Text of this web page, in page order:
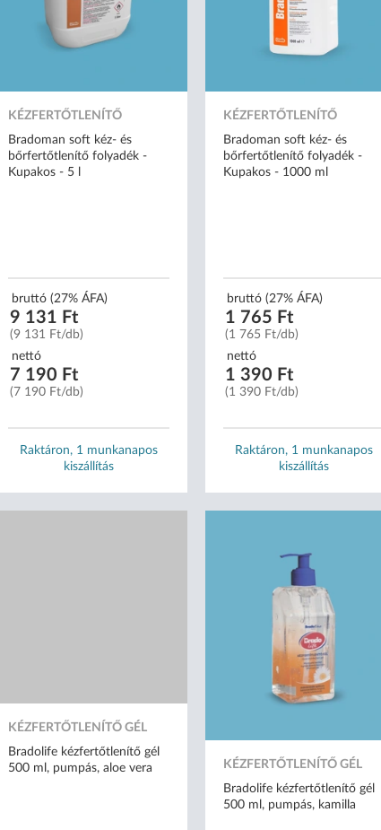
KÉZFERTŐTLENÍTŐ
Bradoman soft kéz- és
bőrfertőtlenítő folyadék -
Kupakos - 5 l
bruttó (27% ÁFA)
9 131 Ft
(9 131 Ft/db)
nettó
7 190 Ft
(7 190 Ft/db)
Raktáron, 1 munkanapos
kiszállítás
KÉZFERTŐTLENÍTŐ
Bradoman soft kéz- és
bőrfertőtlenítő folyadék -
Kupakos - 1000 ml
bruttó (27% ÁFA)
1 765 Ft
(1 765 Ft/db)
nettó
1 390 Ft
(1 390 Ft/db)
Raktáron, 1 munkanapos
kiszállítás
KÉZFERTŐTLENÍTŐ GÉL
Bradolife kézfertőtlenítő gél
500 ml, pumpás, aloe vera
KÉZFERTŐTLENÍTŐ GÉL
Bradolife kézfertőtlenítő gél
500 ml, pumpás, kamilla